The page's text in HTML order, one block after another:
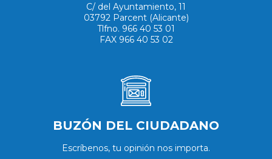
C/ del Ayuntamiento, 11
03792 Parcent (Alicante)
Tlfno. 966 40 53 01
FAX 966 40 53 02
BUZÓN DEL CIUDADANO
Escríbenos, tu opinión nos importa.